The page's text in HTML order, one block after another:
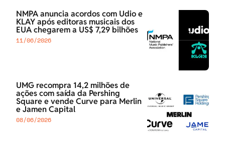
NMPA anuncia acordos com Udio e
KLAY após editoras musicais dos
EUA chegarem a US$ 7,29 bilhões
11/06/2026
UMG recompra 14,2 milhões de
ações com saída da Pershing
Square e vende Curve para Merlin
e Jamen Capital
08/06/2026